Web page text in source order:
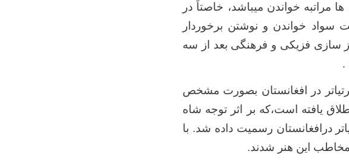
مراتبه خواندن میباشد، خاصتاً در
سواد خواندن و نوشتن برخوردار
سازی فز یکی و فرهنگی بعد از سه
.
در افغانستان بصورت مشخص
الله خان درسال 1919، میلادی اطلاق یافته است،که بر اثر توجه شاه
درافغانستان رسمیت داده شد. با
مخاطب این هنر شدند.